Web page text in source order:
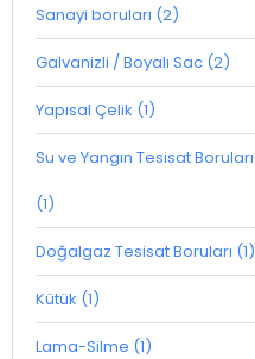
Sanayi boruları (2)
Galvanizli / Boyalı Sac (2)
Yapısal Çelik (1)
Su ve Yangın Tesisat Boruları
(1)
Doğalgaz Tesisat Boruları (1)
Kütük (1)
Lama-Silme (1)